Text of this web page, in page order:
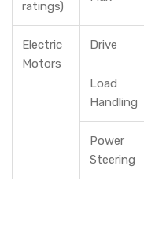
ratings)
Electric
Motors
Drive
Load
Handling
Power
Steering